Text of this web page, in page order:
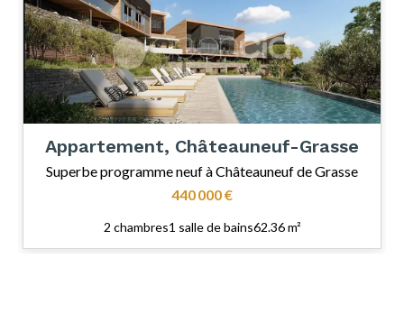
Appartement, Châteauneuf-Grasse
Superbe programme neuf à Châteauneuf de Grasse
440 000 €
2 chambres1 salle de bains62.36 m²